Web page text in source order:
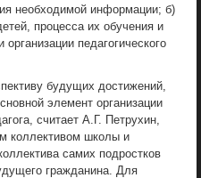
необходимой информации; б)
процесса их обучения и
педагогического
будущих достижений,
элемент организации
считает А.Г. Петрухин,
коллективом школы и
самих подростков
гражданина. Для